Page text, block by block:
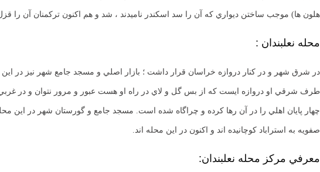
هلون ها) موجب ساختن ديواري كه آن را سد اسكندر ناميدند ، شد و هم اكنون تركمنان آن را
محله نعلبندان :
در شرق شهر و در كنار دروازه خراسان قرار داشت ؛ بازار اصلي و مسجد جامع شهر نيز در
طرف شرقي او دروازه ايست كه از بس گل و لاي در راه او هست عبور و مرور نتوان و در غربي
چهار پايان اهلي را در آن رها كرده و چراگاه شده است. مسجد جامع و گورستان شهر در اين
صفويه به استراباد كوچانيده اند و اكنون در اين محله اند.
معرفي مركز محله نعلبندان: